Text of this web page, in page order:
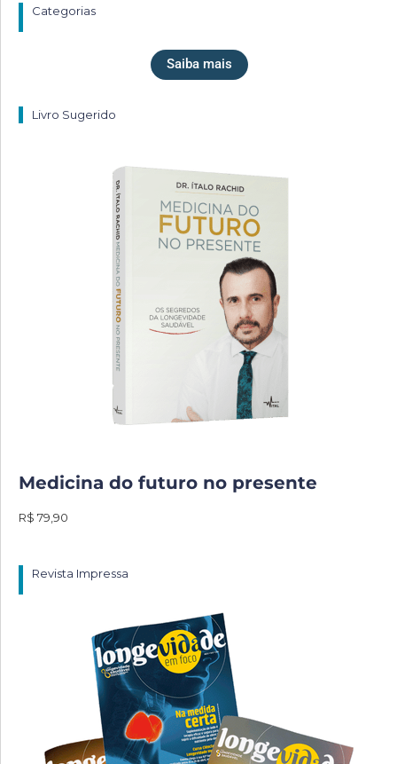
Categorias
Saiba mais
Livro Sugerido
Medicina do futuro no presente
R$ 79,90
Revista Impressa